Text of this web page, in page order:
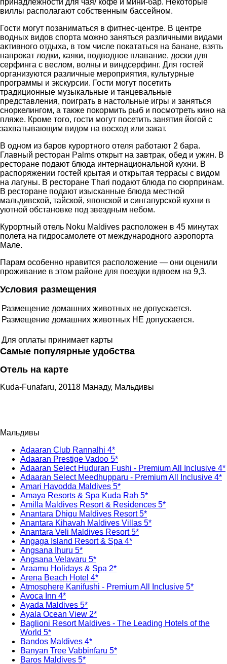
принадлежности для чая/ кофе и мини-бар. Некоторые
виллы располагают собственным бассейном.
Гости могут позаниматься в фитнес-центре. В центре
водных видов спорта можно заняться различными видами
активного отдыха, в том числе покататься на банане, взять
напрокат лодки, каяки, подводное плавание, доски для
серфинга с веслом, волны и виндсерфинг. Для гостей
организуются различные мероприятия, культурные
программы и экскурсии. Гости могут посетить
традиционные музыкальные и танцевальные
представления, поиграть в настольные игры и заняться
сноркелингом, а также покормить рыб и посмотреть кино на
пляже. Кроме того, гости могут посетить занятия йогой с
захватывающим видом на восход или закат.
В одном из баров курортного отеля работают 2 бара.
Главный ресторан Palms открыт на завтрак, обед и ужин. В
ресторане подают блюда интернациональной кухни. В
распоряжении гостей крытая и открытая террасы с видом
на лагуны. В ресторане Thari подают блюда по сюрпринам.
В ресторане подают изысканные блюда местной
мальдивской, тайской, японской и сингапурской кухни в
уютной обстановке под звездным небом.
Курортный отель Noku Maldives расположен в 45 минутах
полета на гидросамолете от международного аэропорта
Мале.
Парам особенно нравится расположение — они оценили
проживание в этом районе для поездки вдвоем на 9,3.
Условия размещения
Размещение домашних животных не допускается.
Размещение домашних животных НЕ допускается.
Для оплаты принимает карты
Самые популярные удобства
Отель на карте
Kuda-Funafaru, 20118 Манаду, Мальдивы
Мальдивы
Adaaran Club Rannalhi 4*
Adaaran Prestige Vadoo 5*
Adaaran Select Huduran Fushi - Premium All Inclusive 4*
Adaaran Select Meedhupparu - Premium All Inclusive 4*
Amari Havodda Maldives 5*
Amaya Resorts & Spa Kuda Rah 5*
Amilla Maldives Resort & Residences 5*
Anantara Dhigu Maldives Resort 5*
Anantara Kihavah Maldives Villas 5*
Anantara Veli Maldives Resort 5*
Angaga Island Resort & Spa 4*
Angsana Ihuru 5*
Angsana Velavaru 5*
Araamu Holidays & Spa 2*
Arena Beach Hotel 4*
Atmosphere Kanifushi - Premium All Inclusive 5*
Avoca Inn 4*
Ayada Maldives 5*
Ayala Ocean View 2*
Baglioni Resort Maldives - The Leading Hotels of the
World 5*
Bandos Maldives 4*
Banyan Tree Vabbinfaru 5*
Baros Maldives 5*